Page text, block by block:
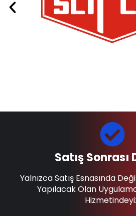
Satış Sonrası
Yalnızca Satış Esnasında
Yapılacak Olan